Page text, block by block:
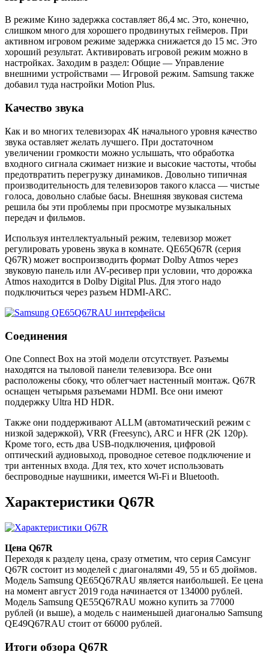
В режиме Кино задержка составляет 86,4 мс. Это, конечно,
слишком много для хорошего продвинутых геймеров. При
активном игровом режиме задержка снижается до 15 мс. Это
хороший результат. Активировать игровой режим можно в
настройках. Заходим в раздел: Общие — Управление
внешними устройствами — Игровой режим. Samsung также
добавил туда настройки Motion Plus.
Качество звука
Как и во многих телевизорах 4К начального уровня качество
звука оставляет желать лучшего. При достаточном
увеличении громкости можно услышать, что обработка
входного сигнала сжимает низкие и высокие частоты, чтобы
предотвратить перегрузку динамиков. Довольно типичная
производительность для телевизоров такого класса — чистые
голоса, довольно слабые басы. Внешняя звуковая система
решила бы эти проблемы при просмотре музыкальных
передач и фильмов.
Используя интеллектуальный режим, телевизор может
регулировать уровень звука в комнате. QE65Q67R (серия
Q67R) может воспроизводить формат Dolby Atmos через
звуковую панель или AV-ресивер при условии, что дорожка
Atmos находится в Dolby Digital Plus. Для этого надо
подключиться через разъем HDMI-ARC.
Соединения
One Connect Box на этой модели отсутствует. Разъемы
находятся на тыловой панели телевизора. Все они
расположены сбоку, что облегчает настенный монтаж. Q67R
оснащен четырьмя разъемами HDMI. Все они имеют
поддержку Ultra HD HDR.
Также они поддерживают ALLM (автоматический режим с
низкой задержкой), VRR (Freesync), ARC и HFR (2K 120p).
Кроме того, есть два USB-подключения, цифровой
оптический аудиовыход, проводное сетевое подключение и
три антенных входа. Для тех, кто хочет использовать
беспроводные наушники, имеется Wi-Fi и Bluetooth.
Характеристики Q67R
Цена Q67R
Переходя к разделу цена, сразу отметим, что серия Самсунг
Q67R состоит из моделей с диагоналями 49, 55 и 65 дюймов.
Модель Samsung QE65Q67RAU является наибольшей. Ее цена
на момент август 2019 года начинается от 134000 рублей.
Модель Samsung QE55Q67RAU можно купить за 77000
рублей (и выше), а модель с наименьшей диагональю Samsung
QE49Q67RAU стоит от 66000 рублей.
Итоги обзора Q67R